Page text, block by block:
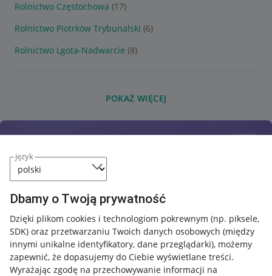
język
Dbamy o Twoją prywatność
Dzięki plikom cookies i technologiom pokrewnym (np. piksele,
SDK) oraz przetwarzaniu Twoich danych osobowych (między
innymi unikalne identyfikatory, dane przeglądarki), możemy
zapewnić, że dopasujemy do Ciebie wyświetlane treści.
Wyrażając zgodę na przechowywanie informacji na
Rolnictwo Częstochowa (17)
Rolnictwo Piotrków Trybunalski (6)
Rolnictwo Lgota-Nadwarcie (8)
POKAŻ WIĘCEJ